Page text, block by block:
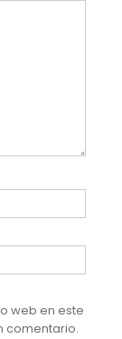
web en este
comentario.